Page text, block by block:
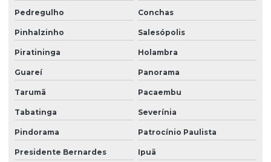
Pedregulho Conchas
Pinhalzinho Salesópolis
Piratininga Holambra
Guareí Panorama
Tarumã Pacaembu
Tabatinga Severínia
Pindorama Patrocínio Paulista
Presidente Bernardes Ipuã